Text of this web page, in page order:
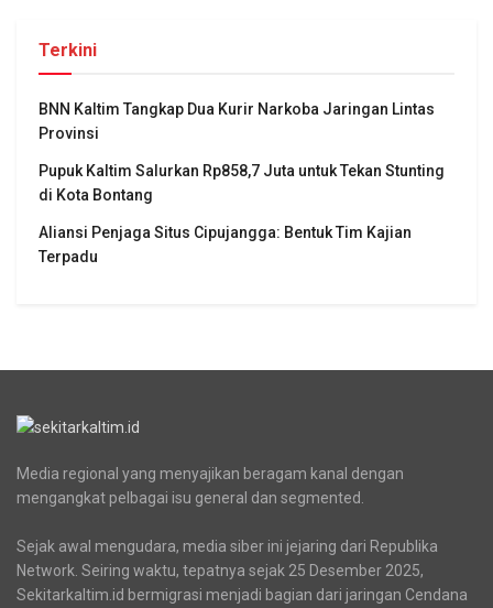
Terkini
BNN Kaltim Tangkap Dua Kurir Narkoba Jaringan Lintas
Provinsi
Pupuk Kaltim Salurkan Rp858,7 Juta untuk Tekan Stunting
di Kota Bontang
Aliansi Penjaga Situs Cipujangga: Bentuk Tim Kajian
Terpadu
Media regional yang menyajikan beragam kanal dengan
mengangkat pelbagai isu general dan segmented.
Sejak awal mengudara, media siber ini jejaring dari Republika
Network. Seiring waktu, tepatnya sejak 25 Desember 2025,
Sekitarkaltim.id bermigrasi menjadi bagian dari jaringan Cendana